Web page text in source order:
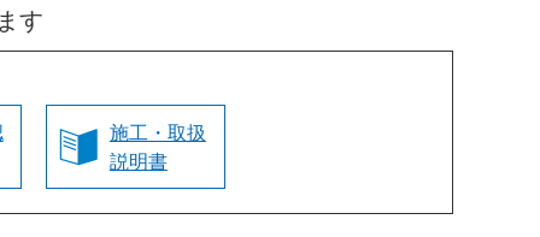
す
施工・取扱
説明書